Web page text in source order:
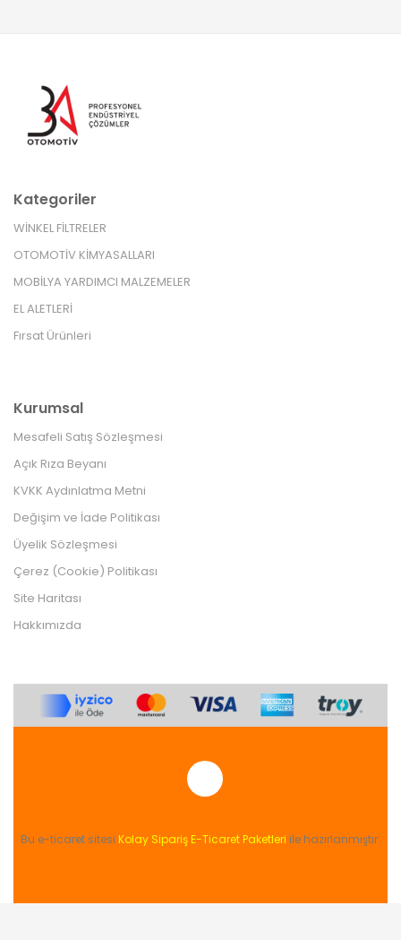
Kategoriler
WİNKEL FİLTRELER
OTOMOTİV KİMYASALLARI
MOBİLYA YARDIMCI MALZEMELER
EL ALETLERİ
Fırsat Ürünleri
Kurumsal
Mesafeli Satış Sözleşmesi
Açık Rıza Beyanı
KVKK Aydınlatma Metni
Değişim ve İade Politikası
Üyelik Sözleşmesi
Çerez (Cookie) Politikası
Site Haritası
Hakkımızda
Bu e-ticaret sitesi Kolay Sipariş E-Ticaret Paketleri ile hazırlanmıştır.